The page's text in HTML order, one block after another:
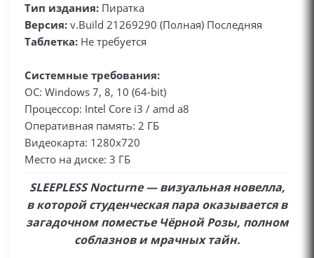
Тип издания: Пиратка
Версия: v.Build 21269290 (Полная) Последняя
Таблетка: Не требуется
Системные требования:
ОС: Windows 7, 8, 10 (64-bit)
Процессор: Intel Core i3 / amd a8
Оперативная память: 2 ГБ
Видеокарта: 1280x720
Место на диске: 3 ГБ
SLEEPLESS Nocturne — визуальная новелла,
в которой студенческая пара оказывается в
загадочном поместье Чёрной Розы, полном
соблазнов и мрачных тайн.